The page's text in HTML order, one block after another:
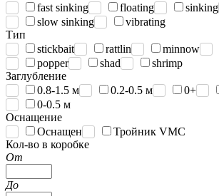
fast sinking
floating sinking
slow sinking
vibrating
Тип
stickbait
rattlin minnow
popper
shad
shrimp
Заглубление
0.8-1.5 м
0.2-0.5 м 0+
0-0.5 м
Оснащение
Оснащен
Тройник VMC
Кол-во в коробке
От
До